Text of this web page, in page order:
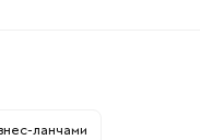
ланчами